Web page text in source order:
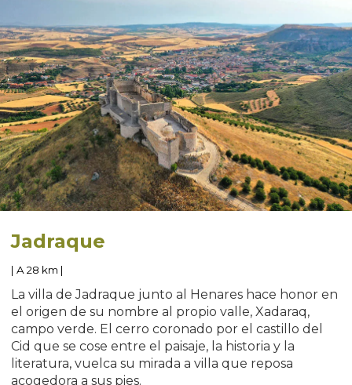
Jadraque
| A 28 km |
La villa de Jadraque junto al Henares hace honor en
el origen de su nombre al propio valle, Xadaraq,
campo verde. El cerro coronado por el castillo del
Cid que se cose entre el paisaje, la historia y la
literatura, vuelca su mirada a villa que reposa
acogedora a sus pies.